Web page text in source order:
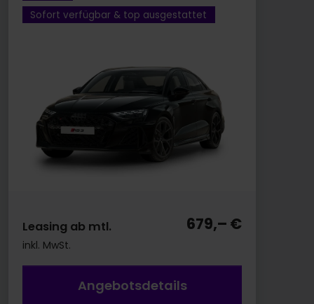
Sofort verfügbar & top ausgestattet
Leasing ab mtl. 679,– €
inkl. MwSt.
Angebotsdetails